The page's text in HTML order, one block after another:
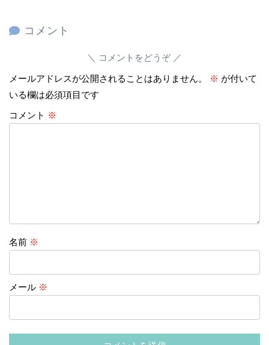
コメント
コメントをどうぞ
メールアドレスが公開されることはありません。 ※ が付いて
いる欄は必須項目です
コメント ※
名前 ※
メール ※